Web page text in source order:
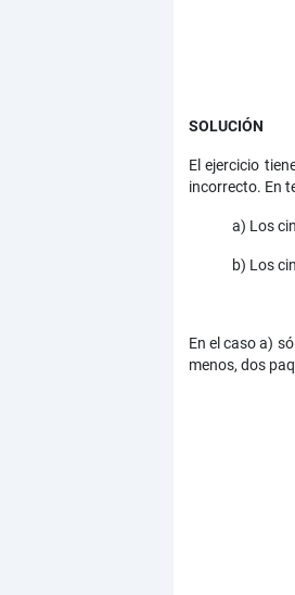
SOLUCIÓN
El ejercicio
incorrecto. En
a) Los
b) Los
En el caso a)
menos, dos